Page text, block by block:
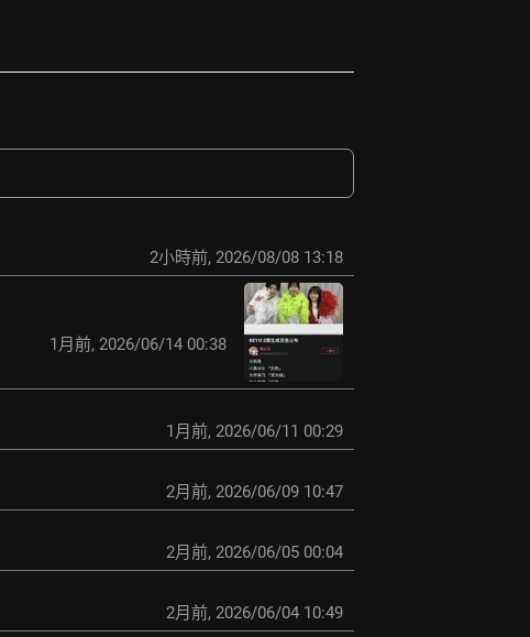
2小時前, 2026/08/08 13:18
1月前, 2026/06/14 00:38
1月前, 2026/06/11 00:29
2月前, 2026/06/09 10:47
2月前, 2026/06/05 00:04
2月前, 2026/06/04 10:49